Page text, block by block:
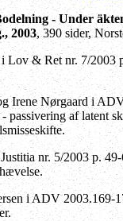
- Under
2003, 390 sider,
Lov & Ret nr. 7/2003
Irene Nørgaard i
passivering af latent
nr. 5/2003 p.
i ADV 2003.169-